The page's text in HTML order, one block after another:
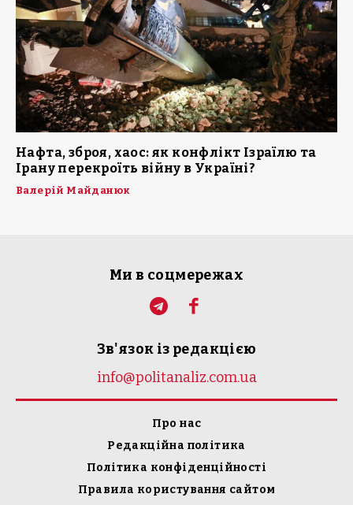
Нафта, зброя, хаос: як конфлікт Ізраїлю та
Ірану перекроїть війну в Україні?
Валерій Майданюк
Ми в соцмережах
Зв'язок із редакцією
info@politanaliz.com.ua
Про нас
Редакційна політика
Політика конфіденційності
Правила користування сайтом